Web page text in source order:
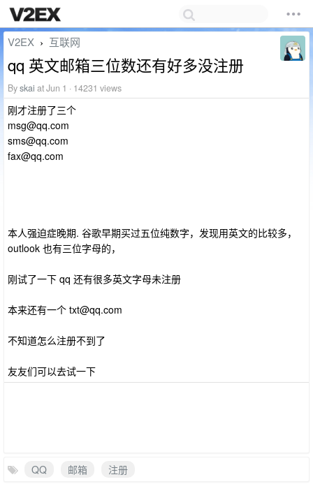
V2EX › 互联网
qq 英文邮箱三位数还有好多没注册
Byskai at Jun 1 · 14231 views
刚才注册了三个
msg@qq.com
sms@qq.com
fax@qq.com
本人强迫症晚期. 谷歌早期买过五位纯数字，发现用英文的比较多，
outlook 也有三位字母的，
刚试了一下 qq 还有很多英文字母未注册
本来还有一个 txt@qq.com
不知道怎么注册不到了
友友们可以去试一下
QQ 邮箱
注册